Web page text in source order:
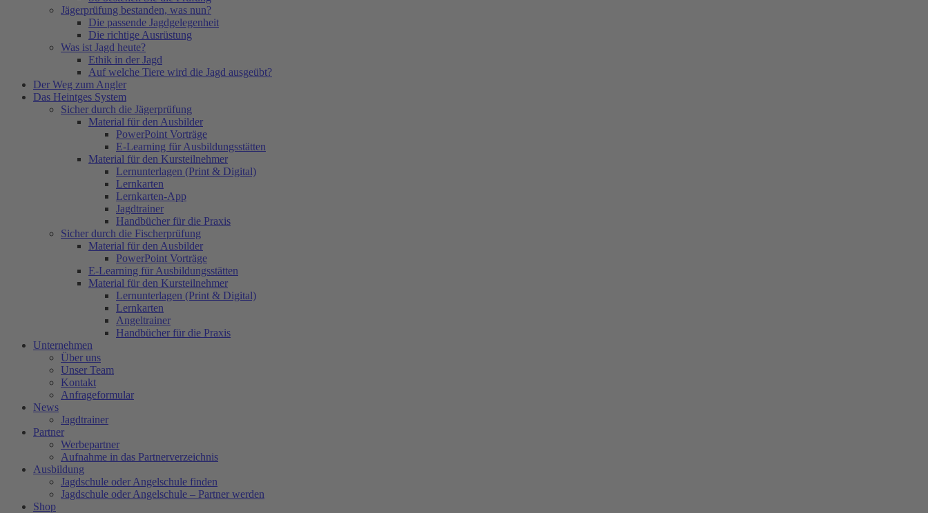
Jägerprüfung bestanden, was nun?
Die passende Jagdgelegenheit
Die richtige Ausrüstung
Was ist Jagd heute?
Ethik in der Jagd
Auf welche Tiere wird die Jagd ausgeübt?
Der Weg zum Angler
Das Heintges System
Sicher durch die Jägerprüfung
Material für den Ausbilder
PowerPoint Vorträge
E-Learning für Ausbildungsstätten
Material für den Kursteilnehmer
Lernunterlagen (Print & Digital)
Lernkarten
Lernkarten-App
Jagdtrainer
Handbücher für die Praxis
Sicher durch die Fischerprüfung
Material für den Ausbilder
PowerPoint Vorträge
E-Learning für Ausbildungsstätten
Material für den Kursteilnehmer
Lernunterlagen (Print & Digital)
Lernkarten
Angeltrainer
Handbücher für die Praxis
Unternehmen
Über uns
Unser Team
Kontakt
Anfrageformular
News
Jagdtrainer
Partner
Werbepartner
Aufnahme in das Partnerverzeichnis
Ausbildung
Jagdschule oder Angelschule finden
Jagdschule oder Angelschule – Partner werden
Shop